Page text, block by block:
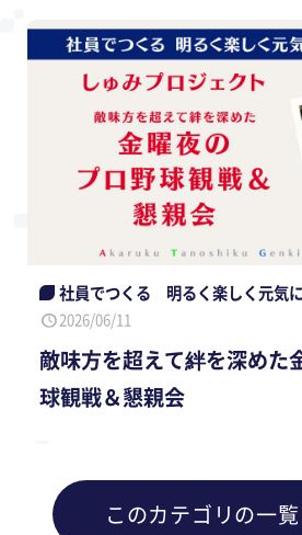
社員でつくる 明るく楽しく元気
2026/06/11
敵味方を超えて絆を深めた
球観戦＆懇親会
このカテゴリの一